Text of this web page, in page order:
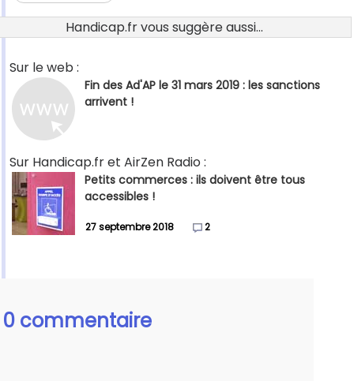
Handicap.fr vous suggère aussi...
Sur le web :
Fin des Ad'AP le 31 mars 2019 : les sanctions
arrivent !
Sur Handicap.fr et AirZen Radio :
Petits commerces : ils doivent être tous
accessibles !
27 septembre 2018 2
0 commentaire